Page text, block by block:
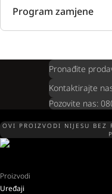
Program zamjene
Pronađite
Kontaktirajte
Pozovite nas:
OVI PROIZVODI NIJESU BEZ
Proizvodi
Uređaji